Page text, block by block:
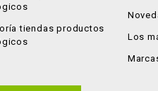
tiendas productos
Los